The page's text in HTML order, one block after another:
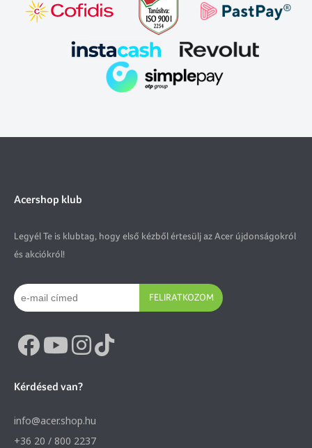
Acershop klub
Legyél Te is klubtag, hogy első kézből értesülj az Acer újdonságokról
és akciókról!
FELIRATKOZOM
Kérdésed van?
info@acer.shop.hu
+36 20 / 800 2237